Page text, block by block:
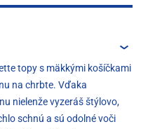
topy s mäkkými košíčkami
na chrbte. Vďaka
nielenže vyzeráš štýlovo,
schnú a sú odolné voči